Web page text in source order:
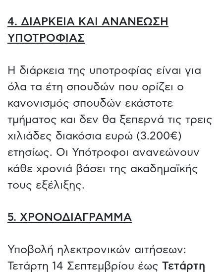
4. ΔΙΑΡΚΕΙΑ ΚΑΙ ΑΝΑΝΕΩΣΗ
ΥΠΟΤΡΟΦΙΑΣ
Η διάρκεια της υποτροφίας είναι για
όλα τα έτη σπουδών που ορίζει ο
κανονισμός σπουδών εκάστοτε
τμήματος και δεν θα ξεπερνά τις τρεις
χιλιάδες διακόσια ευρώ (3.200€)
ετησίως. Οι Υπότροφοι ανανεώνουν
κάθε χρονιά βάσει της ακαδημαϊκής
τους εξέλιξης.
5. ΧΡΟΝΟΔΙΑΓΡΑΜΜΑ
Υποβολή ηλεκτρονικών αιτήσεων:
Τετάρτη 14 Σεπτεμβρίου έως Τετάρτη